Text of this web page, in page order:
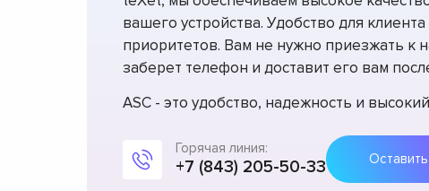
вашего устройства. Удобство для
приоритетов. Вам не нужно приезжать к
заберет телефон и доставит его вам
ASC - это удобство, надежность и
Горячая линия:
+7 (843) 205-50-33